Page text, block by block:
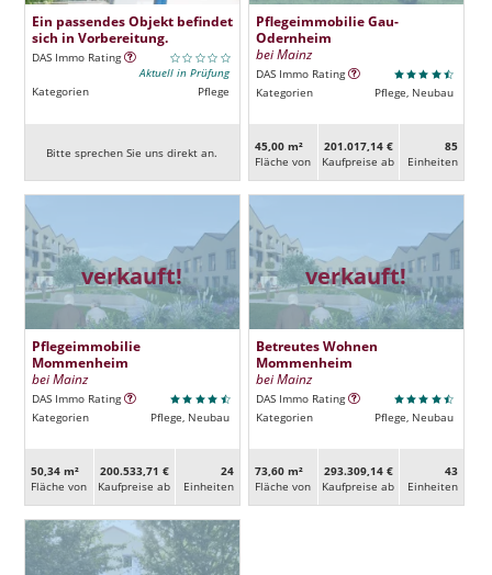
Ein passendes Objekt befindet
sich in Vorbereitung.
DAS Immo Rating
Aktuell in Prüfung
Kategorien
Pflege
Bitte sprechen Sie uns direkt an.
Pflegeimmobilie Gau-
Odernheim
bei Mainz
DAS Immo Rating
Kategorien
Pflege, Neubau
45,00 m²
Fläche von
201.017,14 €
Kaufpreise ab
85
Ein­heiten
verkauft!
Pflegeimmobilie
Mommenheim
bei Mainz
DAS Immo Rating
Kategorien
Pflege, Neubau
50,34 m²
Fläche von
200.533,71 €
Kaufpreise ab
24
Ein­heiten
verkauft!
Betreutes Wohnen
Mommenheim
bei Mainz
DAS Immo Rating
Kategorien
Pflege, Neubau
73,60 m²
Fläche von
293.309,14 €
Kaufpreise ab
43
Ein­heiten